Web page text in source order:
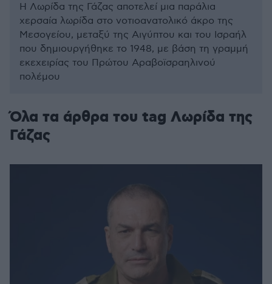
Η Λωρίδα της Γάζας αποτελεί μια παράλια
χερσαία λωρίδα στο νοτιοανατολικό άκρο της
Μεσογείου, μεταξύ της Αιγύπτου και του Ισραήλ
που δημιουργήθηκε το 1948, με βάση τη γραμμή
εκεχειρίας του Πρώτου Αραβοϊσραηλινού
πολέμου
Όλα τα άρθρα του tag Λωρίδα της
Γάζας